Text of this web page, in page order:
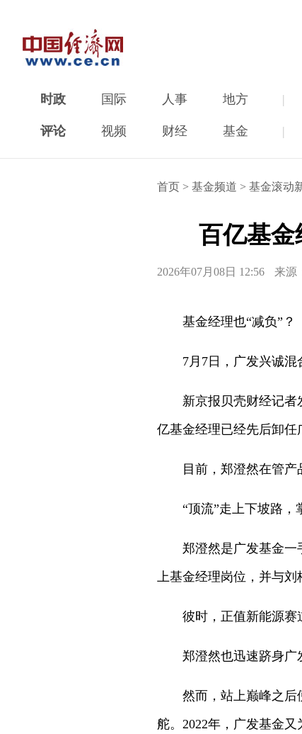
时政 国际 人事 地方 |
评论 视频 财经 基金 |
首页 > 基金频道 > 基金滚动
百亿基
2026年07月08日 12:56 来源
基金经理也“减负”？
7月7日，广发兴诚混
新京报贝壳财经记者
亿基金经理已经先后卸任
目前，郑澄然在管产
“顶流”走上下坡路
郑澄然是广发基金一
上基金经理岗位，并与刘
彼时，正值新能源赛
郑澄然也迅速跻身广
然而，站上巅峰之后
舵。2022年，广发基金